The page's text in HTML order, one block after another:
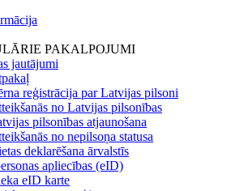
PAKALPOJUMI
jautājumi
reģistrācija par Latvijas pilsoni
no Latvijas pilsonības
pilsonības atjaunošana
no nepilsoņa statusa
deklarēšana ārvalstīs
apliecības (eID)
eID karte